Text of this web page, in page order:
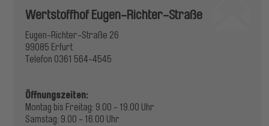
Wertstoffhof Eugen-Richter-Straße
Eugen-Richter-Straße 26
99085 Erfurt
Telefon 0361 564-4545
Öffnungszeiten:
Montag bis Freitag: 9.00 - 19.00 Uhr
Samstag: 9.00 - 16.00 Uhr